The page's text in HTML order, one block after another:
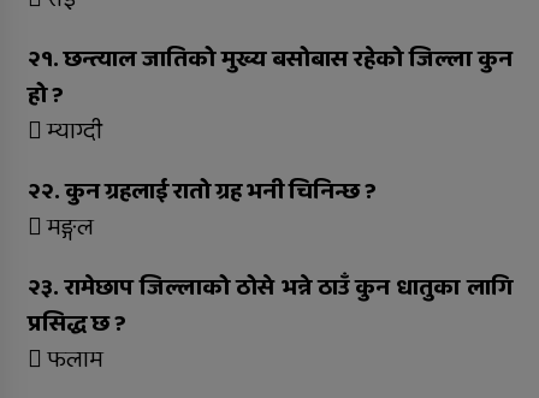
२१. छन्त्याल जातिको मुख्य बसोबास रहेको जिल्ला कुन
हो ?
 म्याग्दी
२२. कुन ग्रहलाई रातो ग्रह भनी चिनिन्छ ?
 मङ्गल
२३. रामेछाप जिल्लाको ठोसे भन्ने ठाउँ कुन धातुका लागि
प्रसिद्ध छ ?
 फलाम